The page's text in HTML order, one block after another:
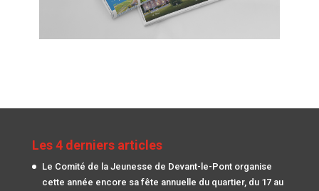
Les 4 derniers articles
Le Comité de la Jeunesse de Devant-le-Pont organise
cette année encore sa fête annuelle du quartier, du 17 au